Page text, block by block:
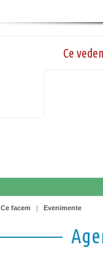
Ce
Ce facem | Evenimente